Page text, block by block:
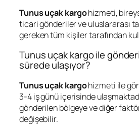
Tunus uçak kargohizmeti,
ticari gönderiler ve uluslararası
gereken tüm kişiler tarafından
Tunus uçak kargo ile
sürede ulaşıyor?
Tunus uçak kargohizmeti ile
3-4 iş günü içerisinde
gönderilen bölgeye ve diğer
değişebilir.